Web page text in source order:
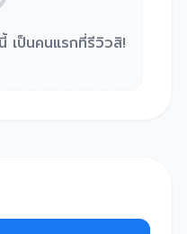
เป็นคนแรกที่รีวิวสิ!